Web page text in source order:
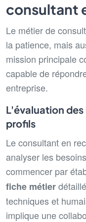
consultant
Le métier de
la patience, mais
mission principale
capable de
entreprise.
L'évaluation
profils
Le consultant en
analyser les
commencer par
fiche métier
techniques et
implique une